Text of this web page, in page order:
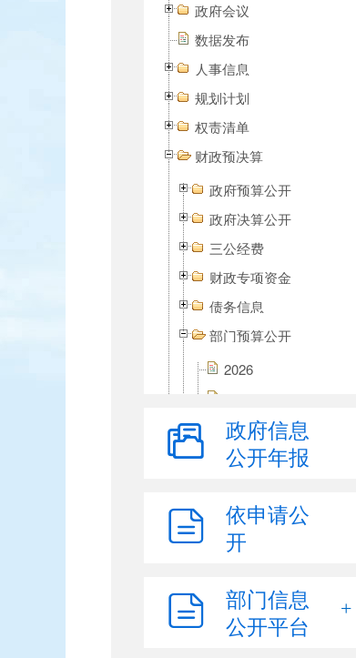
政府会议
数据发布
人事信息
规划计划
权责清单
财政预决算
政府预算公开
政府决算公开
三公经费
财政专项资金
债务信息
部门预算公开
2026
2024
2023
2021
2020
2018
2017
政府信息
公开年报
依申请公
开
部门信息
公开平台